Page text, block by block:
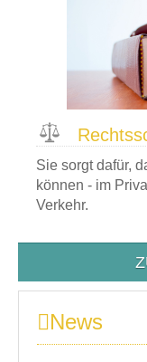
Sie sorgt dafür,
können - im
Verkehr.
News